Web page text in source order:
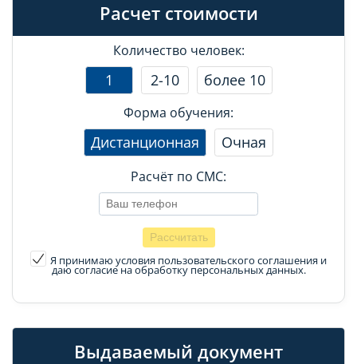
Расчет стоимости
Количество человек:
1 2-10 более 10
Форма обучения:
Дистанционная Очная
Расчёт по СМС:
Я принимаю условия пользовательского соглашения и
даю согласие на обработку персональных данных.
Выдаваемый документ